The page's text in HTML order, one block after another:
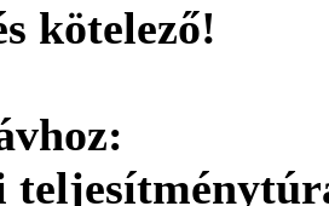
kötelező!